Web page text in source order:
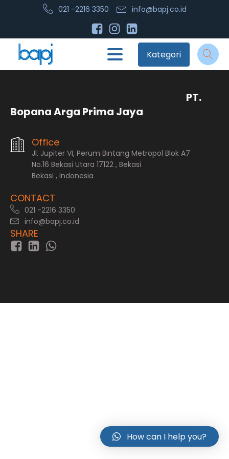
021 -2216 3350 info@bapj.co.id
Kategori
PT.
Bopana Arga Prima Jaya
Office
Jl. Jupiter VI, Perum Bintang Metropol Blok A7
No.16 Bekasi Utara 17122 , Bekasi
Bekasi , Indonesia
CONTACT
021 -2216 3350
info@bapj.co.id
SHARE
How can I help you?